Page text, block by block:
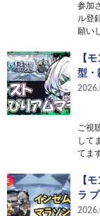
参加
ル登
願い
【
型・
ご視
して
てま
【
ラ